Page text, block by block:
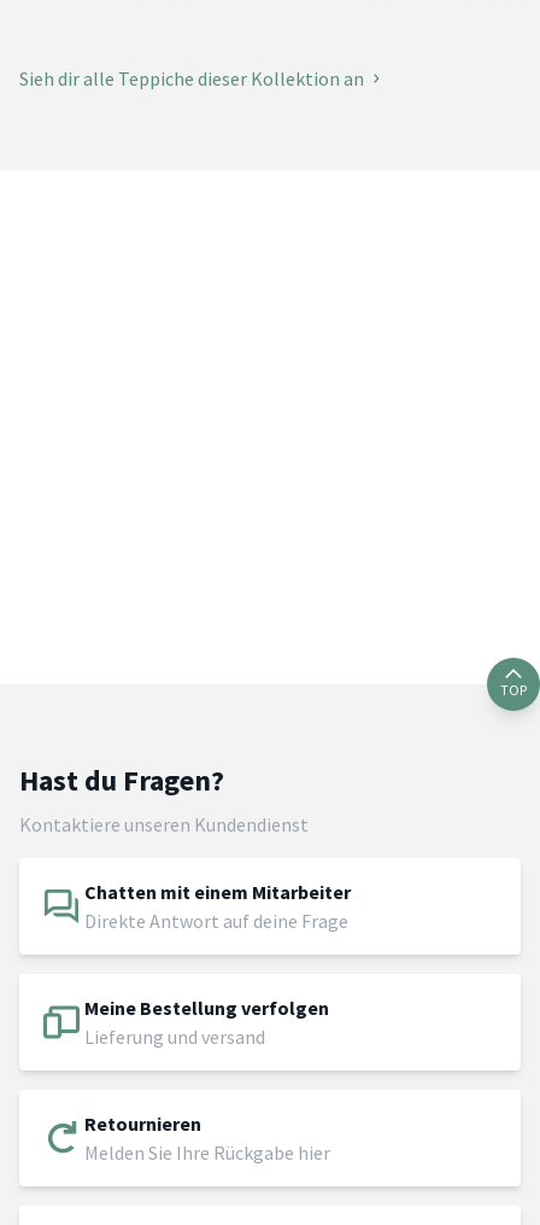
Sieh dir alle Teppiche dieser Kollektion an
TOP
Hast du Fragen?
Kontaktiere unseren Kundendienst
Chatten mit einem Mitarbeiter
Direkte Antwort auf deine Frage
Meine Bestellung verfolgen
Lieferung und versand
Retournieren
Melden Sie Ihre Rückgabe hier